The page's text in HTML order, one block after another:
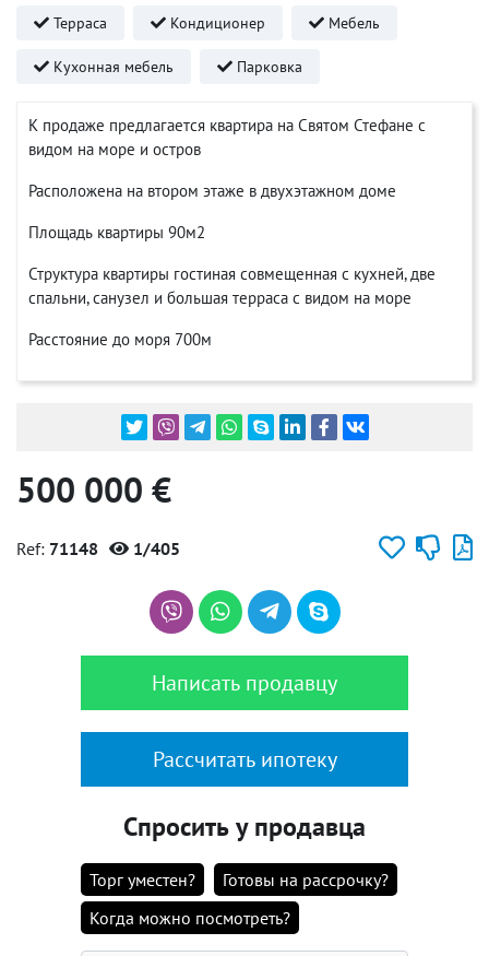
Терраса Кондиционер Мебель
Кухонная мебель Парковка
К продаже предлагается квартира на Святом Стефане с
видом на море и остров
Расположена на втором этаже в двухэтажном доме
Площадь квартиры 90м2
Структура квартиры гостиная совмещенная с кухней, две
спальни, санузел и большая терраса с видом на море
Расстояние до моря 700м
500 000 €
Ref: 71148 1/405
Написать продавцу
Рассчитать ипотеку
Спросить у продавца
Торг уместен?
Готовы на рассрочку?
Когда можно посмотреть?